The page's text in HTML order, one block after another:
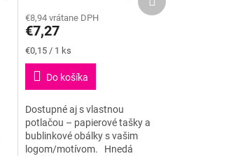
produktu
je
5,0
€8,94 vrátane DPH
€7,27
Jednotková
cena:
€0,15 / 1 ks
Do košíka
Dostupné aj s vlastnou
potlačou – papierové tašky a
bublinkové obálky s vašim
logom/motívom. Hnedá
produkt